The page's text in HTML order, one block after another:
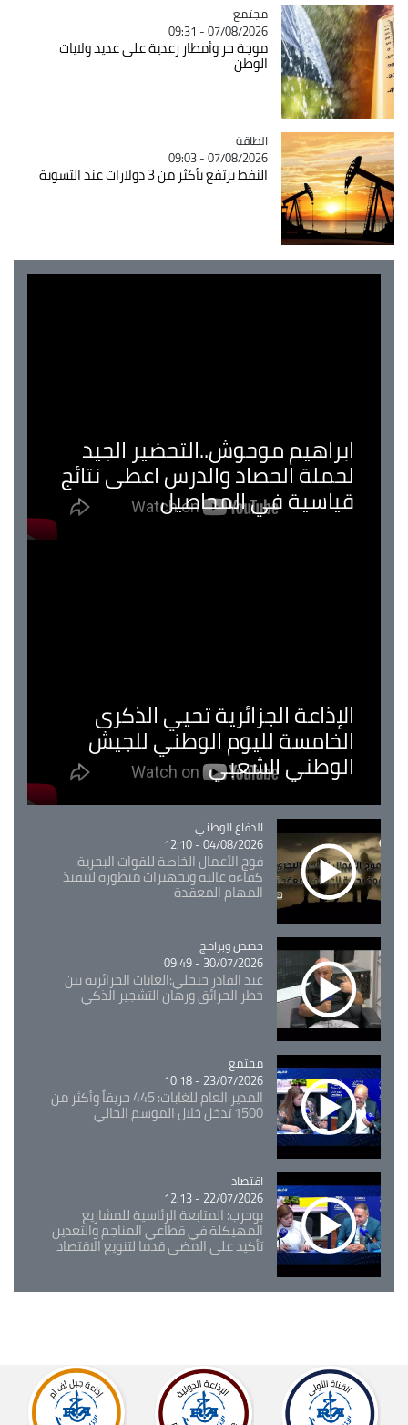
Catégorie
مجتمع
07/08/2026 - 09:31
موجة حر وأمطار رعدية على عديد ولايات
الوطن
Catégorie
الطاقة
07/08/2026 - 09:03
النفط يرتفع بأكثر من 3 دولارات عند التسوية
ابراهيم موحوش..التحضير الجيد
لحملة الحصاد والدرس اعطى نتائج
قياسية في المحاصيل
الإذاعة الجزائرية تحيي الذكرى
الخامسة لليوم الوطني للجيش
الوطني الشعبي
Catégorie
الدفاع الوطني
04/08/2026 - 12:10
فوج الأعمال الخاصة للقوات البحرية:
كفاءة عالية وتجهيزات متطورة لتنفيذ
المهام المعقدة
Catégorie
حصص وبرامج
30/07/2026 - 09:49
عبد القادر جيجلي:الغابات الجزائرية بين
خطر الحرائق ورهان التشجير الذكي
Catégorie
مجتمع
23/07/2026 - 10:18
المدير العام للغابات: 445 حريقاً وأكثر من
1500 تدخل خلال الموسم الحالي
Catégorie
اقتصاد
22/07/2026 - 12:13
بوحرب: المتابعة الرئاسية للمشاريع
المهيكلة في قطاعي المناجم والتعدين
تأكيد على المضي قدما لتنويع الاقتصاد